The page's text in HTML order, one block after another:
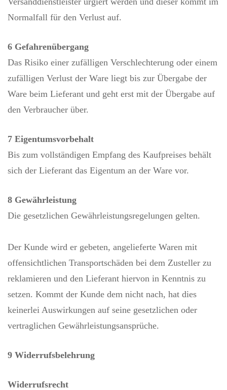
Normalfall für den Verlust auf.
6 Gefahrenübergang
Das Risiko einer zufälligen Verschlechterung oder einem
zufälligen Verlust der Ware liegt bis zur Übergabe der
Ware beim Lieferant und geht erst mit der Übergabe auf
den Verbraucher über.
7 Eigentumsvorbehalt
Bis zum vollständigen Empfang des Kaufpreises behält
sich der Lieferant das Eigentum an der Ware vor.
8 Gewährleistung
Die gesetzlichen Gewährleistungsregelungen gelten.
Der Kunde wird er gebeten, angelieferte Waren mit
offensichtlichen Transportschäden bei dem Zusteller zu
reklamieren und den Lieferant hiervon in Kenntnis zu
setzen. Kommt der Kunde dem nicht nach, hat dies
keinerlei Auswirkungen auf seine gesetzlichen oder
vertraglichen Gewährleistungsansprüche.
9 Widerrufsbelehrung
Widerrufsrecht